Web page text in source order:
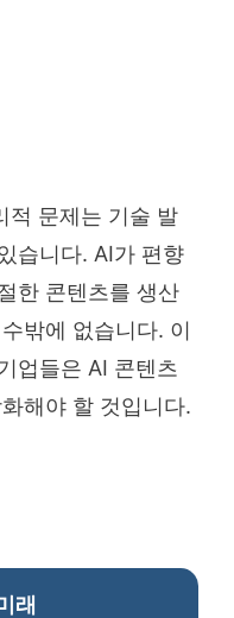
적 문제는 기술 발
습니다. AI가 편향
한 콘텐츠를 생산
밖에 없습니다. 이
업들은 AI 콘텐츠
해야 할 것입니다.
래